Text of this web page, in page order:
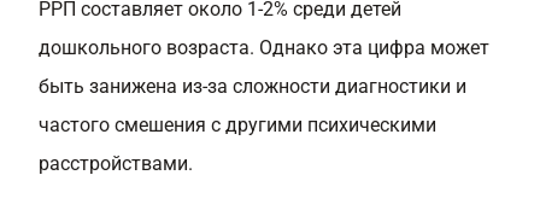
РРП составляет около 1-2% среди детей
дошкольного возраста. Однако эта цифра может
быть занижена из-за сложности диагностики и
частого смешения с другими психическими
расстройствами.